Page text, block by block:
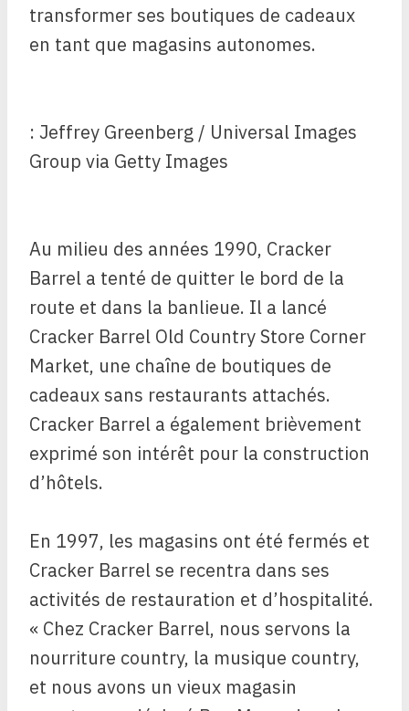
transformer ses boutiques de cadeaux
en tant que magasins autonomes.
: Jeffrey Greenberg / Universal Images
Group via Getty Images
Au milieu des années 1990, Cracker
Barrel a tenté de quitter le bord de la
route et dans la banlieue. Il a lancé
Cracker Barrel Old Country Store Corner
Market, une chaîne de boutiques de
cadeaux sans restaurants attachés.
Cracker Barrel a également brièvement
exprimé son intérêt pour la construction
d’hôtels.
En 1997, les magasins ont été fermés et
Cracker Barrel se recentra dans ses
activités de restauration et d’hospitalité.
« Chez Cracker Barrel, nous servons la
nourriture country, la musique country,
et nous avons un vieux magasin